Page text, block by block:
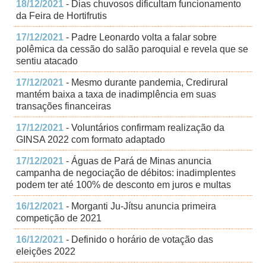
18/12/2021 - Dias chuvosos dificultam funcionamento
da Feira de Hortifrutis
17/12/2021 - Padre Leonardo volta a falar sobre
polêmica da cessão do salão paroquial e revela que se
sentiu atacado
17/12/2021 - Mesmo durante pandemia, Credirural
mantém baixa a taxa de inadimplência em suas
transações financeiras
17/12/2021 - Voluntários confirmam realização da
GINSA 2022 com formato adaptado
17/12/2021 - Águas de Pará de Minas anuncia
campanha de negociação de débitos: inadimplentes
podem ter até 100% de desconto em juros e multas
16/12/2021 - Morganti Ju-Jítsu anuncia primeira
competição de 2021
16/12/2021 - Definido o horário de votação das
eleições 2022